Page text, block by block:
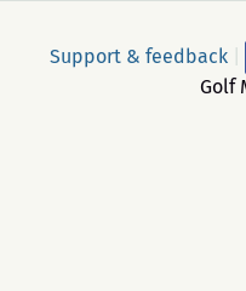
Support & feedback
Golf